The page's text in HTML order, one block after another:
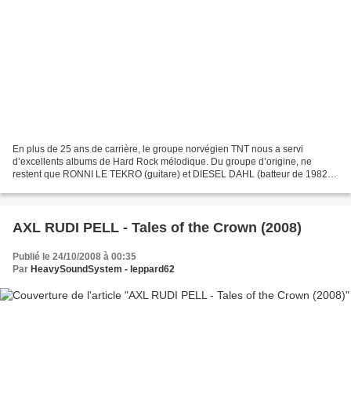
En plus de 25 ans de carrière, le groupe norvégien TNT nous a servi
d’excellents albums de Hard Rock mélodique. Du groupe d’origine, ne
restent que RONNI LE TEKRO (guitare) et DIESEL DAHL (batteur de 1982 à
AXL RUDI PELL - Tales of the Crown (2008)
Publié le 24/10/2008 à 00:35
Par HeavySoundSystem - leppard62